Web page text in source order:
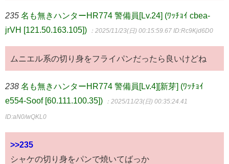
235 名も無きハンターHR774 警備員[Lv.24] (ﾜｯﾁｮｲ cbea-
jrVH [121.50.163.105])
：2025/11/23(日) 00:15:59.67 ID:Rc9Kjd6D0
ムニエル系の切り身をフライパンだったら良いけどね
238 名も無きハンターHR774 警備員[Lv.4][新芽] (ﾜｯﾁｮｲ
e554-Soof [60.111.100.35])
：2025/11/23(日) 00:35:24.41
ID:aN0/wQKL0
>>235
シャケの切り身をパンで焼いてばっか